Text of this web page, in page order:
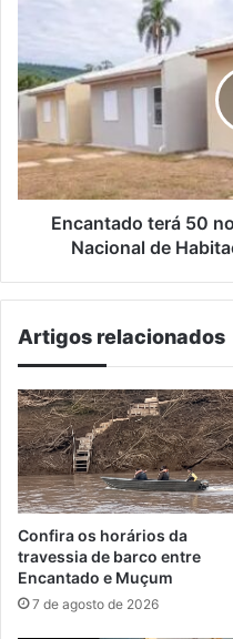
50
novas
moradias
pelo
Fundo
Nacional
de
Habitação
Encantado terá 50
Nacional de
Artigos relacionados
Confira os horários da
travessia de barco entre
Encantado e Muçum
7 de agosto de 2026